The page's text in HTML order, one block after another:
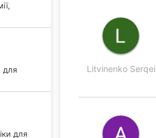
для
для
Litvinenko Serqei